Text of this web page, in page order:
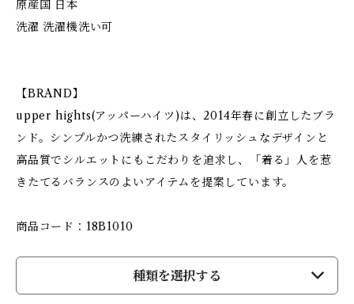
原産国 日本
洗濯 洗濯機洗い可
【BRAND】
upper hights(アッパーハイツ)は、2014年春に創立したブラ
ンド。シンプルかつ洗練されたスタイリッシュなデザインと
高品質でシルエットにもこだわりを追求し、「着る」人を惹
きたてるバランスのよいアイテムを提案しています。
商品コード：18B1010
種類を選択する